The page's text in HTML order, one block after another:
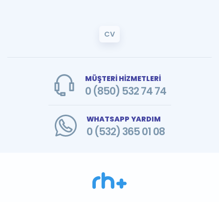
CV
MÜŞTERİ HİZMETLERİ
0 (850) 532 74 74
WHATSAPP YARDIM
0 (532) 365 01 08